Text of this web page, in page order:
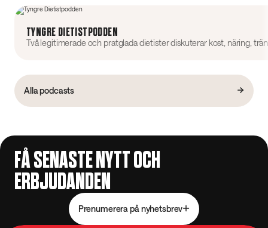
TYNGRE DIETISTPODDEN
Alla podcasts
FÅ SENASTE NYTT OCH
ERBJUDANDEN
Prenumerera på nyhetsbrev